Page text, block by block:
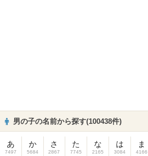
男の子の名前から探す(100438件)
あ
7497
か
5684
さ
2867
た
7745
な
2165
は
3084
ま
4166